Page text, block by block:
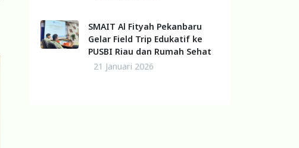
SMAIT Al Fityah Pekanbaru
Gelar Field Trip Edukatif ke
PUSBI Riau dan Rumah Sehat
21 Januari 2026